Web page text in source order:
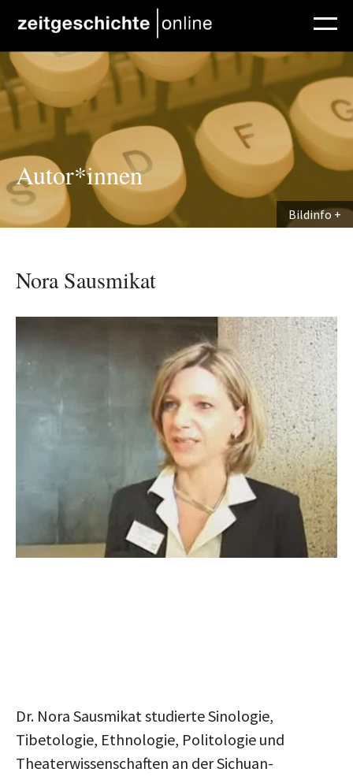
Direkt zum Inhalt
Autor*innen
Bildinfo
Nora Sausmikat
Dr. Nora Sausmikat studierte Sinologie,
Tibetologie, Ethnologie, Politologie und
Theaterwissenschaften an der Sichuan-